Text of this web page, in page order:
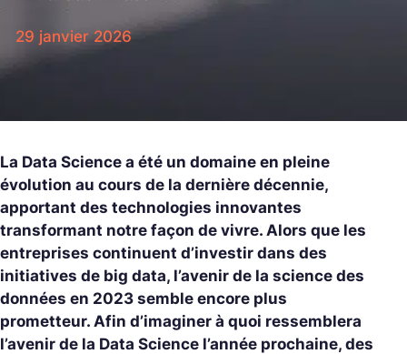
29 janvier 2026
La Data Science a été un domaine en pleine
évolution au cours de la dernière décennie,
apportant des technologies innovantes
transformant notre façon de vivre. Alors que les
entreprises continuent d’investir dans des
initiatives de big data, l’avenir de la science des
données en 2023 semble encore plus
prometteur. Afin d’imaginer à quoi ressemblera
l’avenir de la Data Science l’année prochaine, des